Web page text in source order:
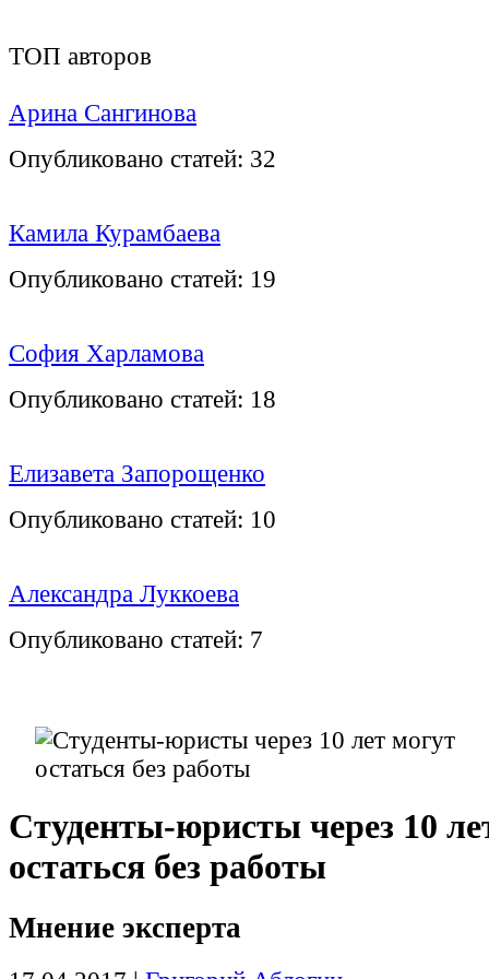
ТОП авторов
Арина Сангинова
Опубликовано статей: 32
Камила Курамбаева
Опубликовано статей: 19
София Харламова
Опубликовано статей: 18
Елизавета Запорощенко
Опубликовано статей: 10
Александра Луккоева
Опубликовано статей: 7
Студенты-юристы через 10
остаться без работы
Мнение эксперта